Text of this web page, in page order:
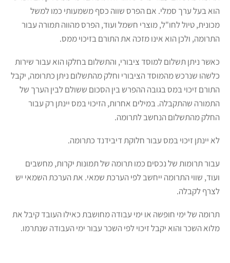
הוא בעל ערך סמלי. אם הפרס שווה כסף משמעותי כמו למשל
מכונית, טיול לחו"ל, מוצרי חשמל ועוד, הפרס מהווה תמורה עבור
התרומה, ולכן הוא אינו מזכה את התורם בזיכוי ממס.
כאשר ניתן תשלום למוסד ציבורי, והתשלום בחלקו הוא עבור שירות
כלשהו שנרכש מהמוסד הציבורי וחלק מהתשלום ניתן כתרומה, יקבל
התורם זיכוי במס בגובה ההפרש בין הסכום ששולם לבין הערך של
התמורה שהתקבלה. במילים אחרות, הזיכוי במס יינתן רק עבור
החלק מהתשלום הנחשב לתרומה.
לא יינתן זיכוי במס עבור חלוקת דיבידנד כתרומה.
עבור תרומות של נכסים כמו תרומה של תמונות יקרות, מחשבים
ועוד, שווי התרומה ייחשב לפי הערכת שמאי. את הערכת השמאי יש
לצרף לקבלה.
תרומה של ימי חופשה או ימי עבודה מחושבת כאילו העובד קיבל את
מלוא השכר והוא יקבל זיכוי לפי השכר עבור ימי העבודה שנתרמו.